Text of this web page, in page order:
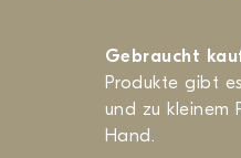
Gebraucht
Produkte gibt
und zu kleinem
Hand.